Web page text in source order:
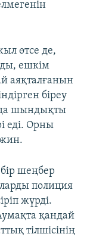
өтсе де,
ешкім
аяқталғанын
біреу
шындықты
еді. Орны
шеңбер
полиция
жүрді.
қандай
тілшісінің